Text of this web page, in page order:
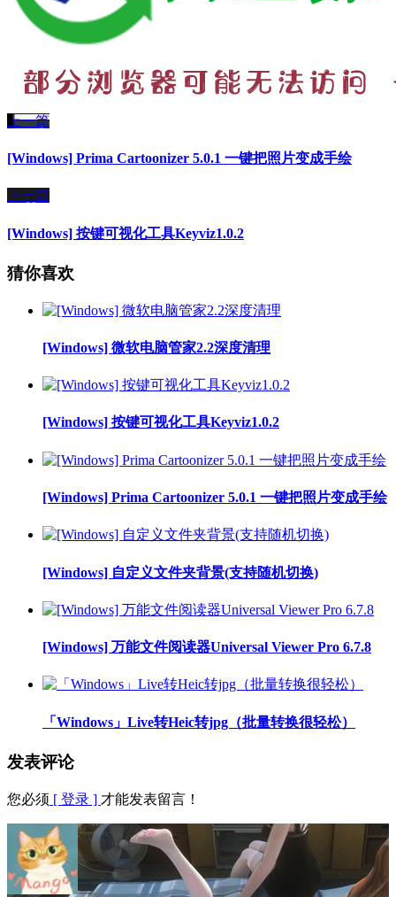
上一篇
[Windows] Prima Cartoonizer 5.0.1 一键把照片变成手绘
下一篇
[Windows] 按键可视化工具Keyviz1.0.2
猜你喜欢
[Windows] 微软电脑管家2.2深度清理
[Windows] 按键可视化工具Keyviz1.0.2
[Windows] Prima Cartoonizer 5.0.1 一键把照片变成手绘
[Windows] 自定义文件夹背景(支持随机切换)
[Windows] 万能文件阅读器Universal Viewer Pro 6.7.8
「Windows」Live转Heic转jpg（批量转换很轻松）
发表评论
您必须 [ 登录 ] 才能发表留言！